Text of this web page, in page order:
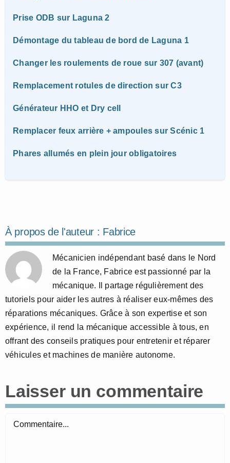
Prise ODB sur Laguna 2
Démontage du tableau de bord de Laguna 1
Changer les roulements de roue sur 307 (avant)
Remplacement rotules de direction sur C3
Générateur HHO et Dry cell
Remplacer feux arrière + ampoules sur Scénic 1
Phares allumés en plein jour obligatoires
À propos de l'auteur : Fabrice
Mécanicien indépendant basé dans le Nord
de la France, Fabrice est passionné par la
mécanique. Il partage régulièrement des
tutoriels pour aider les autres à réaliser eux-mêmes des
réparations mécaniques. Grâce à son expertise et son
expérience, il rend la mécanique accessible à tous, en
offrant des conseils pratiques pour entretenir et réparer
véhicules et machines de manière autonome.
Laisser un commentaire
Commentaire